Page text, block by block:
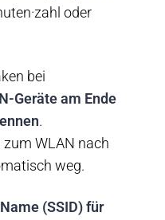
oder
bei
Geräte am Ende
.
WLAN nach
weg.
(SSID) für